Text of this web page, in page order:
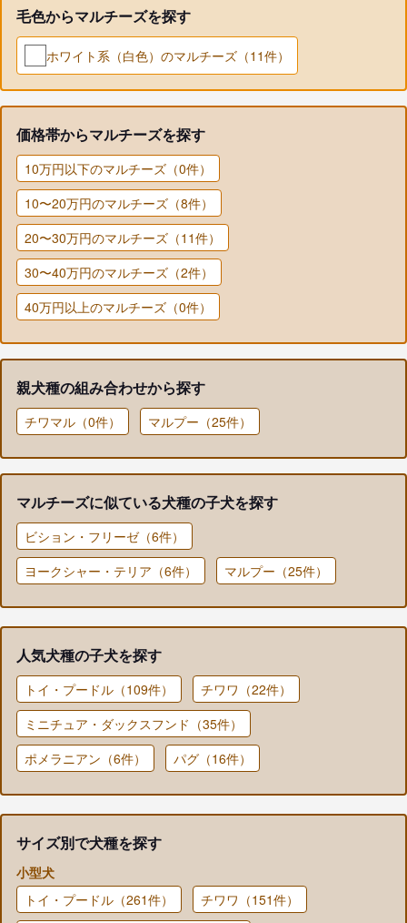
毛色からマルチーズを探す
ホワイト系（白色）のマルチーズ（11件）
価格帯からマルチーズを探す
10万円以下のマルチーズ（0件）
10〜20万円のマルチーズ（8件）
20〜30万円のマルチーズ（11件）
30〜40万円のマルチーズ（2件）
40万円以上のマルチーズ（0件）
親犬種の組み合わせから探す
チワマル（0件） マルプー（25件）
マルチーズに似ている犬種の子犬を探す
ビション・フリーゼ（6件）
ヨークシャー・テリア（6件）
マルプー（25件）
人気犬種の子犬を探す
トイ・プードル（109件）
チワワ（22件）
ミニチュア・ダックスフンド（35件）
ポメラニアン（6件）
パグ（16件）
サイズ別で犬種を探す
小型犬
トイ・プードル（261件）
チワワ（151件）